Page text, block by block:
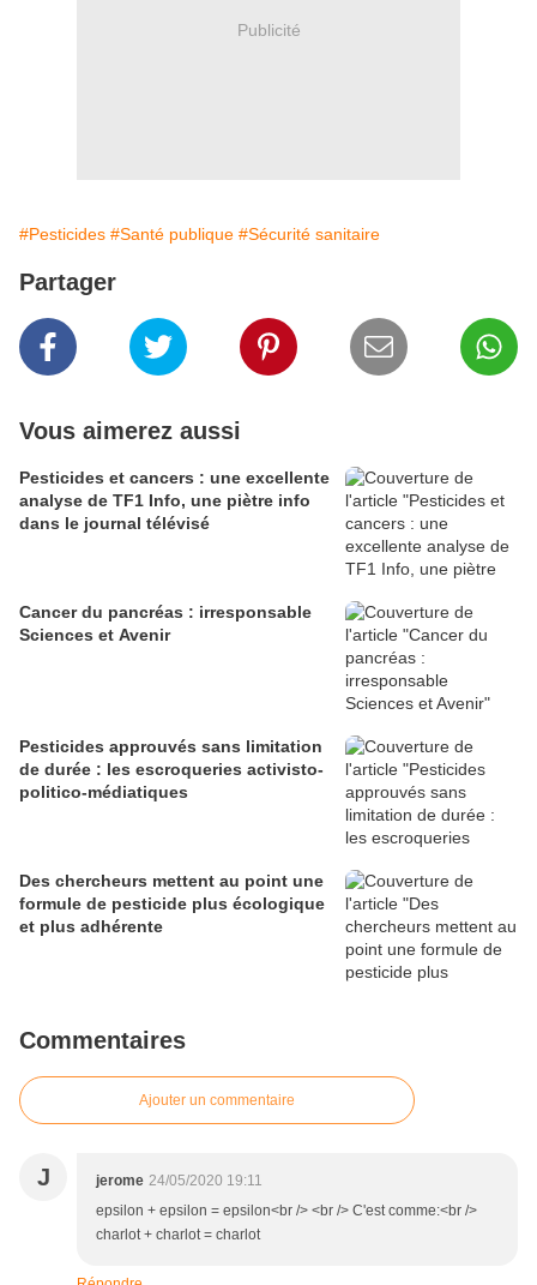
Publicité
#Pesticides #Santé publique #Sécurité sanitaire
Partager
Vous aimerez aussi
Pesticides et cancers : une excellente
analyse de TF1 Info, une piètre info
dans le journal télévisé
Cancer du pancréas : irresponsable
Sciences et Avenir
Pesticides approuvés sans limitation
de durée : les escroqueries activisto-
politico-médiatiques
Des chercheurs mettent au point une
formule de pesticide plus écologique
et plus adhérente
Commentaires
Ajouter un commentaire
J jerome 24/05/2020 19:11
epsilon + epsilon = epsilon<br /> <br /> C'est comme:<br />
charlot + charlot = charlot